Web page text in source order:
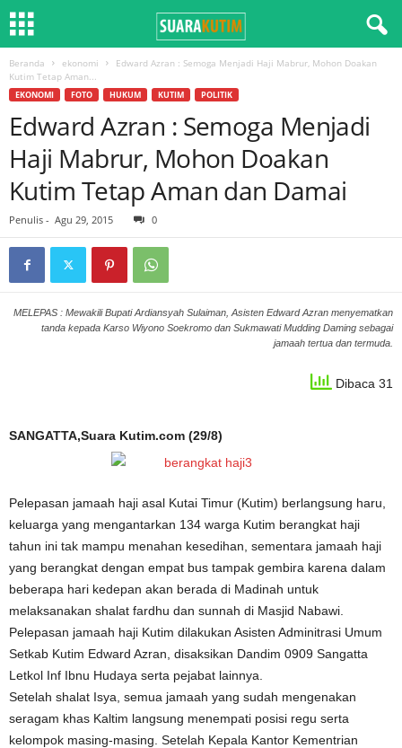
Beranda ekonomi
Edward Azran : Semoga Menjadi Haji Mabrur, Mohon Doakan
Kutim Tetap Aman...
EKONOMI FOTO HUKUM KUTIM POLITIK
Edward Azran : Semoga Menjadi
Haji Mabrur, Mohon Doakan
Kutim Tetap Aman dan Damai
Penulis - Agu 29, 2015 0
MELEPAS : Mewakili Bupati Ardiansyah Sulaiman, Asisten Edward Azran menyematkan
tanda kepada Karso Wiyono Soekromo dan Sukmawati Mudding Daming sebagai
jamaah tertua dan termuda.
Dibaca 31
SANGATTA,Suara Kutim.com (29/8)
Pelepasan jamaah haji asal Kutai Timur (Kutim) berlangsung haru,
keluarga yang mengantarkan 134 warga Kutim berangkat haji
tahun ini tak mampu menahan kesedihan, sementara jamaah haji
yang berangkat dengan empat bus tampak gembira karena dalam
beberapa hari kedepan akan berada di Madinah untuk
melaksanakan shalat fardhu dan sunnah di Masjid Nabawi.
Pelepasan jamaah haji Kutim dilakukan Asisten Adminitrasi Umum
Setkab Kutim Edward Azran, disaksikan Dandim 0909 Sangatta
Letkol Inf Ibnu Hudaya serta pejabat lainnya.
Setelah shalat Isya, semua jamaah yang sudah mengenakan
seragam khas Kaltim langsung menempati posisi regu serta
kelompok masing-masing. Setelah Kepala Kantor Kementrian